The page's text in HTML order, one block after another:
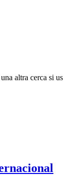
altra cerca si us